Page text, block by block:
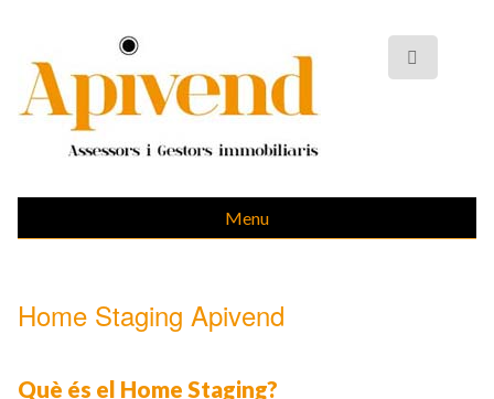
Menu
Home Staging Apivend
Què és el Home Staging?